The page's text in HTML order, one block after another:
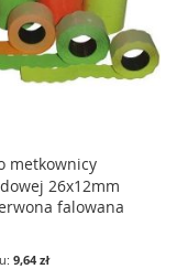
metkownicy
26x12mm
falowana
9,64 zł